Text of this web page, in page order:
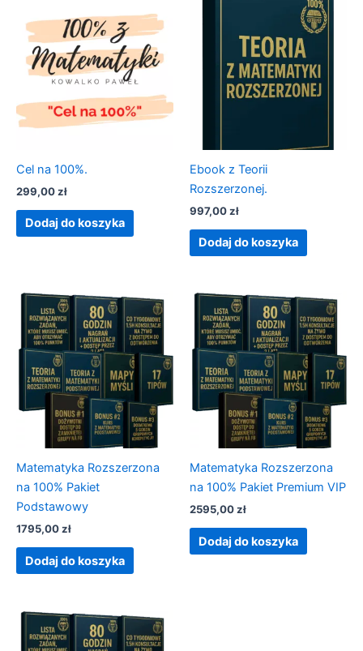
Cel na 100%.
299,00zł
Dodaj do koszyka
Ebook z Teorii
Rozszerzonej.
997,00zł
Dodaj do koszyka
Matematyka Rozszerzona
na 100% Pakiet
Podstawowy
1795,00zł
Dodaj do koszyka
Matematyka Rozszerzona
na 100% Pakiet Premium VIP
2595,00zł
Dodaj do koszyka